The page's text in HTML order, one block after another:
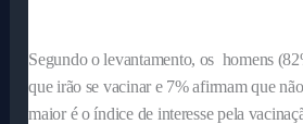
Segundo o levantamento, os homens
que irão se vacinar e 7% afirmam que
maior é o índice de interesse pela